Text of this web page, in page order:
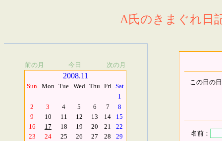
A氏のきまぐれ日
前の月 今日 次の月
2008.11
Sun Mon Tue Wed Thu Fri Sat
1
2
3 4 5 6 7
8
9
10 11 12 13 14
15
16
17 18 19 20 21
22
23
24 25 26 27 28
29
この日の
名前：